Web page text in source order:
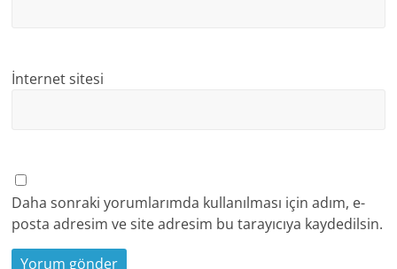
İnternet sitesi
Daha sonraki yorumlarımda kullanılması için adım, e-
posta adresim ve site adresim bu tarayıcıya kaydedilsin.